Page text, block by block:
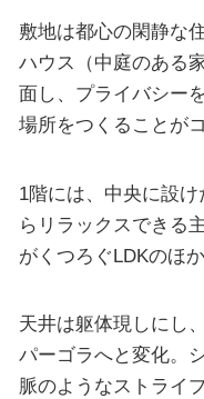
敷地は都心の閑静な
ハウス（中庭のある
面し、プライバシー
場所をつくることが
1階には、中央に設
らリラックスできる
がくつろぐLDKのほ
天井は躯体現しにし
パーゴラへと変化。
脈のようなストライ